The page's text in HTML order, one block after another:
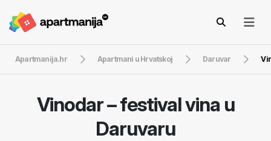
Apartmanija.hr Apartmani u Hrvatskoj Daruvar
Vinodar – festival vina u
Daruvaru